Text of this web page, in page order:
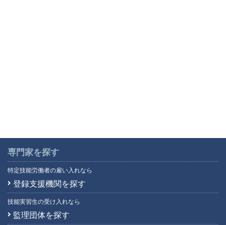
専門家を探す
特定技能労働者の雇い入れなら
登録支援機関を探す
技能実習生の受け入れなら
監理団体を探す